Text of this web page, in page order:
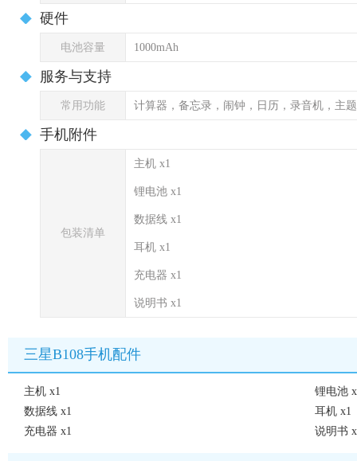
硬件
电池容量 1000mAh
服务与支持
常用功能 计算器，备忘录，闹钟，日历，录音机，主
手机附件
包装清单
主机 x1
锂电池 x1
数据线 x1
耳机 x1
充电器 x1
说明书 x1
三星B108手机配件
主机 x1
锂电池
数据线 x1
耳机 x1
充电器 x1
说明书